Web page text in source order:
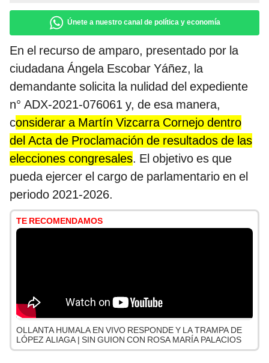
Únete a nuestro canal de política y economía
En el recurso de amparo, presentado por la
ciudadana Ángela Escobar Yáñez, la
demandante solicita la nulidad del expediente
n° ADX-2021-076061 y, de esa manera,
considerar a Martín Vizcarra Cornejo dentro
del Acta de Proclamación de resultados de las
elecciones congresales. El objetivo es que
pueda ejercer el cargo de parlamentario en el
periodo 2021-2026.
TE RECOMENDAMOS
OLLANTA HUMALA EN VIVO RESPONDE Y LA TRAMPA DE
LÓPEZ ALIAGA | SIN GUION CON ROSA MARÍA PALACIOS